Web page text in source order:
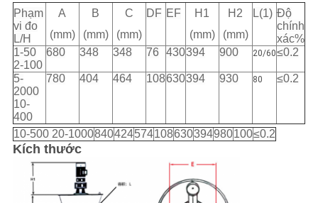
Phạm
vi đo
L/H
A
(mm)
B
(mm)
C
(mm)
DF EF
H1
(mm)
H2
(mm)
L(1) Độ
chính
xác%
1-50
2-100
680 348 348 76 430394 900 20/60≤0.2
5-
2000
10-
400
780 404 464 108630394 930 80 ≤0.2
10-500 20-1000840424574108630394980100≤0.2
Kích thước